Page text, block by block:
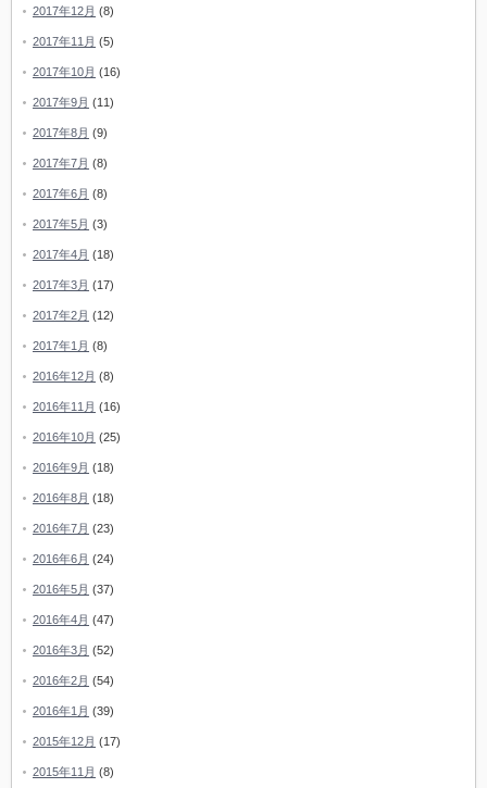
2017年12月 (8)
2017年11月 (5)
2017年10月 (16)
2017年9月 (11)
2017年8月 (9)
2017年7月 (8)
2017年6月 (8)
2017年5月 (3)
2017年4月 (18)
2017年3月 (17)
2017年2月 (12)
2017年1月 (8)
2016年12月 (8)
2016年11月 (16)
2016年10月 (25)
2016年9月 (18)
2016年8月 (18)
2016年7月 (23)
2016年6月 (24)
2016年5月 (37)
2016年4月 (47)
2016年3月 (52)
2016年2月 (54)
2016年1月 (39)
2015年12月 (17)
2015年11月 (8)